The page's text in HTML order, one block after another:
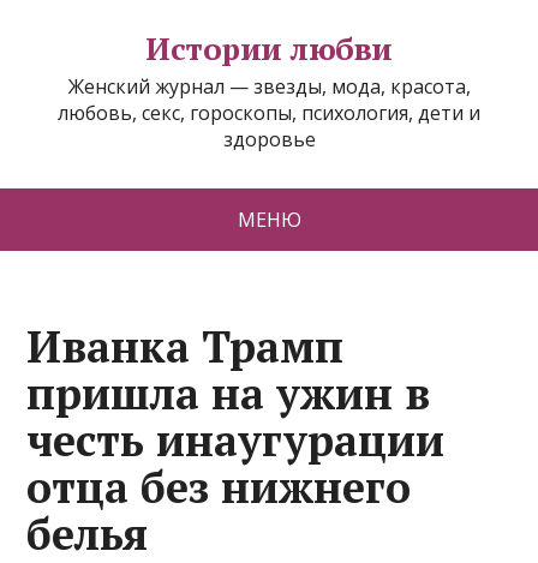
Истории любви
Женский журнал — звезды, мода, красота,
любовь, секс, гороскопы, психология, дети и
здоровье
МЕНЮ
Иванка Трамп
пришла на ужин в
честь инаугурации
отца без нижнего
белья